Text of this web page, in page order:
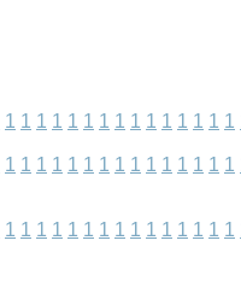
1 1 1 1 1 1 1 1 1 1 1 1 1 1 1
1 1 1 1 1 1 1 1 1 1 1 1 1 1 1
1 1 1 1 1 1 1 1 1 1 1 1 1 1 1